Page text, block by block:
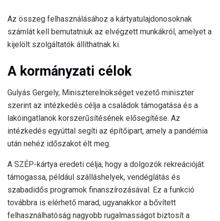
Az összeg felhasználásához a kártyatulajdonosoknak
számlát kell bemutatniuk az elvégzett munkákról, amelyet a
kijelölt szolgáltatók állíthatnak ki.
A kormányzati célok
Gulyás Gergely, Miniszterelnökséget vezető miniszter
szerint az intézkedés célja a családok támogatása és a
lakóingatlanok korszerűsítésének elősegítése. Az
intézkedés egyúttal segíti az építőipart, amely a pandémia
után nehéz időszakot élt meg.
A SZÉP-kártya eredeti célja, hogy a dolgozók rekreációját
támogassa, például szálláshelyek, vendéglátás és
szabadidős programok finanszírozásával. Ez a funkció
továbbra is elérhető marad, ugyanakkor a bővített
felhasználhatóság nagyobb rugalmasságot biztosít a